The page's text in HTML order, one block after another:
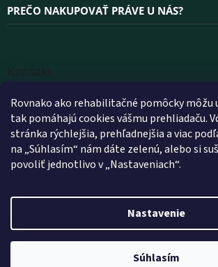
Rovnako ako rehabilitačné pomôcky môžu
tak pomáhajú cookies vášmu prehliadaču.
stránka rýchlejšia, prehľadnejšia a viac
na „Súhlasím“ nám dáte zelenú, alebo si
povoliť jednotlivo v „Nastaveniach“.
Nastavenie
Súhlasím
PREČO NAKUPOVAŤ PRÁVE U NÁS?
INFO@WELLEA.SK
+420 800 200 900
+420 602 112 602
FACEBOOK
Vytvoril Shoptet